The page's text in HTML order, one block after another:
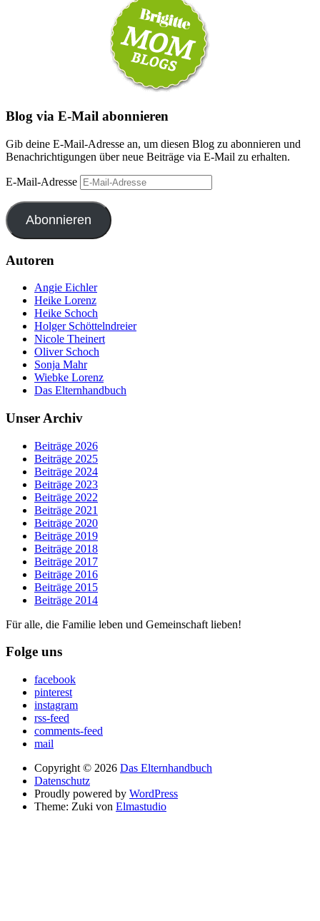
Blog via E-Mail abonnieren
Gib deine E-Mail-Adresse an, um diesen Blog zu abonnieren und
Benachrichtigungen über neue Beiträge via E-Mail zu erhalten.
E-Mail-Adresse
Abonnieren
Autoren
Angie Eichler
Heike Lorenz
Heike Schoch
Holger Schöttelndreier
Nicole Theinert
Oliver Schoch
Sonja Mahr
Wiebke Lorenz
Das Elternhandbuch
Unser Archiv
Beiträge 2026
Beiträge 2025
Beiträge 2024
Beiträge 2023
Beiträge 2022
Beiträge 2021
Beiträge 2020
Beiträge 2019
Beiträge 2018
Beiträge 2017
Beiträge 2016
Beiträge 2015
Beiträge 2014
Für alle, die Familie leben und Gemeinschaft lieben!
Folge uns
facebook
pinterest
instagram
rss-feed
comments-feed
mail
Copyright © 2026 Das Elternhandbuch
Datenschutz
Proudly powered by WordPress
Theme: Zuki von Elmastudio